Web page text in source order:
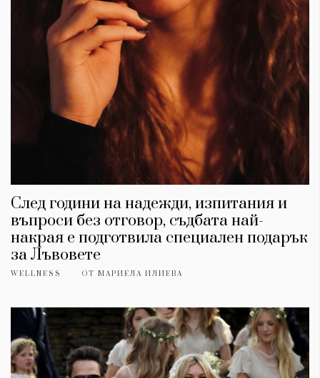
След години на надежди, изпитания и
въпроси без отговор, съдбата най-
накрая е подготвила специален подарък
за Лъвовете
WELLNESS ОТ МАРИЕЛА ИЛИЕВА